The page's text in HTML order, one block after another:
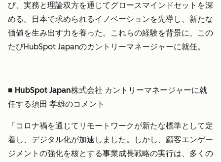
び、実務と理論双方を通じてグロースマインドセットを深
める。日本で求められるイノベーションを先導し、新たな
価値を生み出す力を養った。これらの経験を背景に、この
たびHubSpot Japanのカントリーマネージャーに就任。
■ HubSpot Japan株式会社 カントリーマネージャーに就
任する須田 孝雄のコメント
「コロナ禍を通じてリモートワークが新たな標準として定
着し、デジタル化が加速しました。しかし、顧客エンゲー
ジメントの強化を核とする事業成長戦略の実行は、多くの